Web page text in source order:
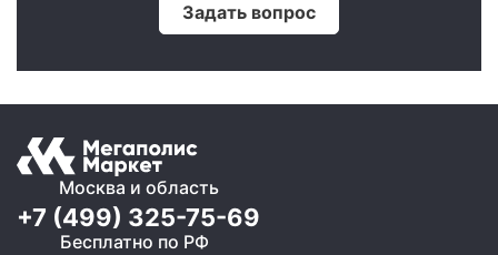
Задать вопрос
Москва и область
+7 (499) 325-75-69
Бесплатно по РФ